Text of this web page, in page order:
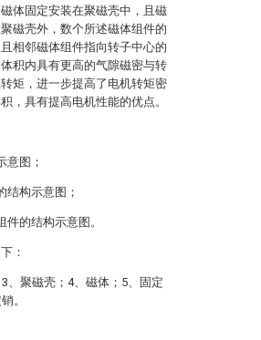
体固定安装在聚磁壳中，且磁
磁壳外，数个所述磁体组件的
相邻磁体组件指向转子中心的
积内具有更高的气隙磁密与转
矩，进一步提高了电机转矩密
，具有提高电机性能的优点。
意图；
结构示意图；
的结构示意图。
：
、聚磁壳；4、磁体；5、固定
。